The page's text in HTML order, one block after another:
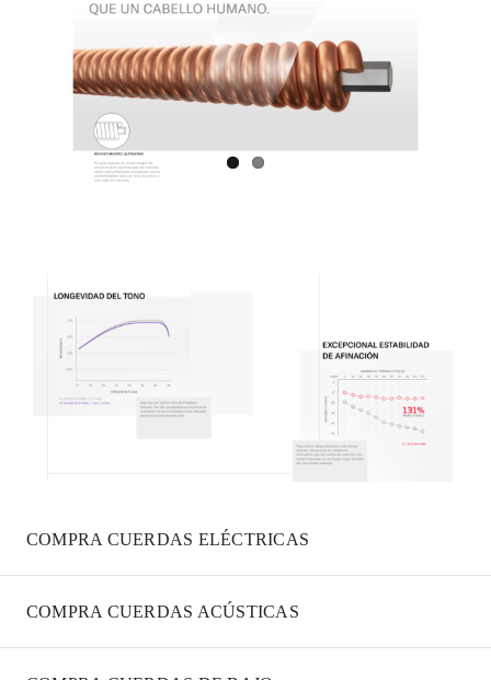
COMPRA CUERDAS ELÉCTRICAS
COMPRA CUERDAS ACÚSTICAS